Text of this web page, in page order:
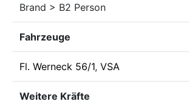
Brand > B2 Person
Fahrzeuge
Fl. Werneck 56/1, VSA
Weitere Kräfte